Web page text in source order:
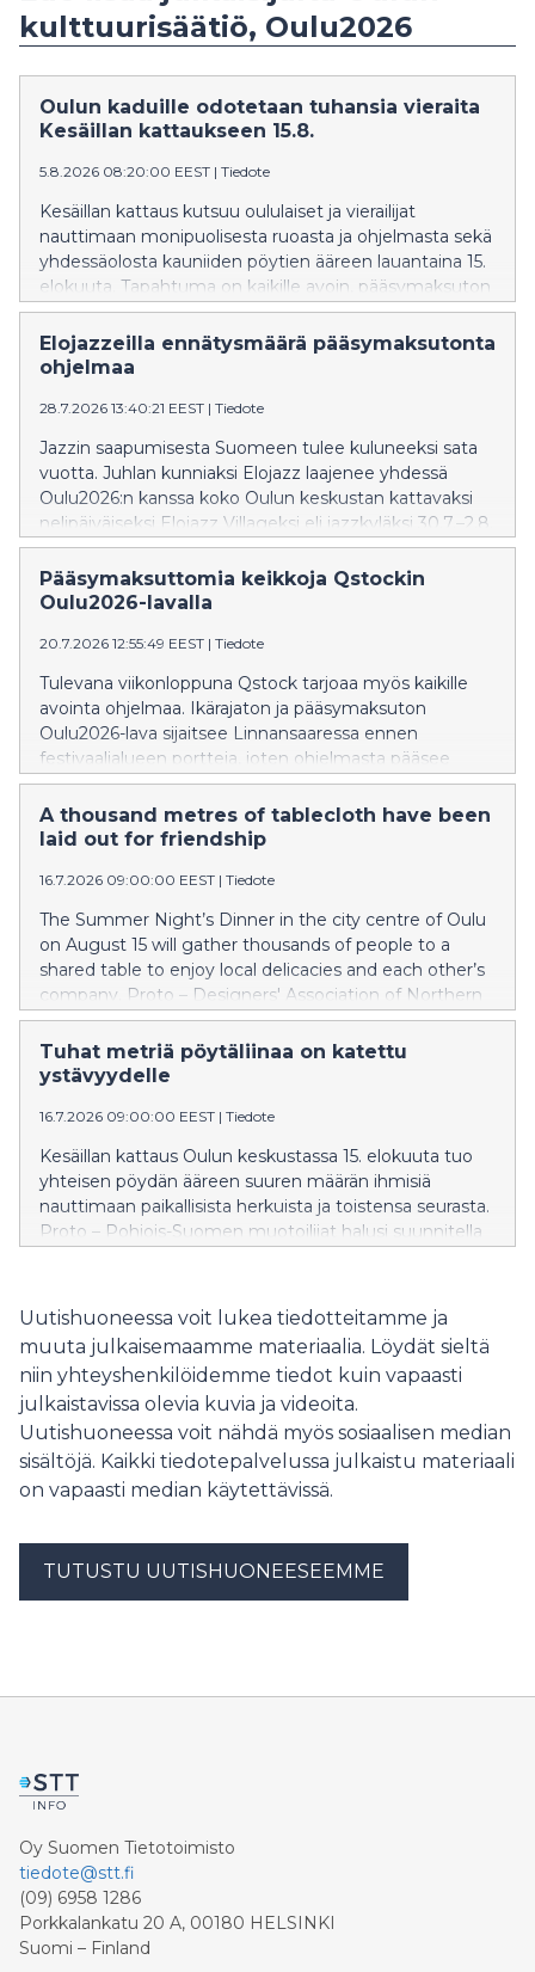
kulttuurisäätiö, Oulu2026
Oulun kaduille odotetaan tuhansia vieraita
Kesäillan kattaukseen 15.8.
5.8.2026 08:20:00 EEST | Tiedote
Kesäillan kattaus kutsuu oululaiset ja vierailijat
nauttimaan monipuolisesta ruoasta ja ohjelmasta sekä
yhdessäolosta kauniiden pöytien ääreen lauantaina 15.
elokuuta. Tapahtuma on kaikille avoin, pääsymaksuton
ja ikärajaton. Tapahtuma tuo muutoksia
liikennejärjestelyihin Oulun keskustassa.
Elojazzeilla ennätysmäärä pääsymaksutonta
ohjelmaa
28.7.2026 13:40:21 EEST | Tiedote
Jazzin saapumisesta Suomeen tulee kuluneeksi sata
vuotta. Juhlan kunniaksi Elojazz laajenee yhdessä
Oulu2026:n kanssa koko Oulun keskustan kattavaksi
nelipäiväiseksi Elojazz Villageksi eli jazzkyläksi 30.7.–2.8.
Pääsymaksuttomia keikkoja Qstockin
Oulu2026-lavalla
20.7.2026 12:55:49 EEST | Tiedote
Tulevana viikonloppuna Qstock tarjoaa myös kaikille
avointa ohjelmaa. Ikärajaton ja pääsymaksuton
Oulu2026-lava sijaitsee Linnansaaressa ennen
festivaalialueen portteja, joten ohjelmasta pääsee
nauttimaan myös ilman festarilippua. Qstock onkin
myyty loppuun ennakkoon jo kolmannentoista kerran
peräkkäin. Oulu2026-lavan yhteydessä on
A thousand metres of tablecloth have been
laid out for friendship
16.7.2026 09:00:00 EEST | Tiedote
The Summer Night’s Dinner in the city centre of Oulu
on August 15 will gather thousands of people to a
shared table to enjoy local delicacies and each other’s
company. Proto – Designers' Association of Northern
Finland aspired to create a kilometer-long tablecloth
as unique as the event itself.
Tuhat metriä pöytäliinaa on katettu
ystävyydelle
16.7.2026 09:00:00 EEST | Tiedote
Kesäillan kattaus Oulun keskustassa 15. elokuuta tuo
yhteisen pöydän ääreen suuren määrän ihmisiä
nauttimaan paikallisista herkuista ja toistensa seurasta.
Proto – Pohjois-Suomen muotoilijat halusi suunnitella
Uutishuoneessa voit lukea tiedotteitamme ja
muuta julkaisemaamme materiaalia. Löydät sieltä
niin yhteyshenkilöidemme tiedot kuin vapaasti
julkaistavissa olevia kuvia ja videoita.
Uutishuoneessa voit nähdä myös sosiaalisen median
sisältöjä. Kaikki tiedotepalvelussa julkaistu materiaali
on vapaasti median käytettävissä.
TUTUSTU UUTISHUONEESEEMME
Oy Suomen Tietotoimisto
tiedote@stt.fi
(09) 6958 1286
Porkkalankatu 20 A, 00180 HELSINKI
Suomi – Finland